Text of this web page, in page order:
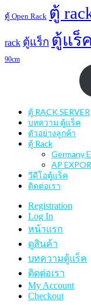
ตู้ Open Rack ตู้
rack ตู้แร็ก ตู้แร็ค
90cm
ตู้ RACK SERVER
บทความ ตู้แร็ค
ตัวอย่างลูกค้า
ตู้ Rack
Germany
AP
วีดีโอตู้แร็ค
ติดต่อเรา
Registration
Log In
หน้าแรก
ดูสินค้า
บทความตู้แร็ค
ติดต่อเรา
My Account
Checkout